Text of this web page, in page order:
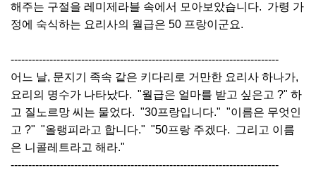
해주는 구절을 레미제라블 속에서 모아보았습니다. 가령 가
정에 숙식하는 요리사의 월급은 50 프랑이군요.
----------------------------------------------------------------------------
어느 날, 문지기 족속 같은 키다리로 거만한 요리사 하나가,
요리의 명수가 나타났다. "월급은 얼마를 받고 싶은고 ?" 하
고 질노르망 씨는 물었다. "30프랑입니다." "이름은 무엇인
고 ?" "올랭피라고 합니다." "50프랑 주겠다. 그리고 이름
은 니콜레트라고 해라."
----------------------------------------------------------------------------